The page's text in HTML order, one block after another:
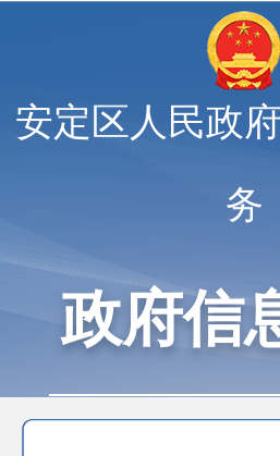
安定区人民政
务
政府信